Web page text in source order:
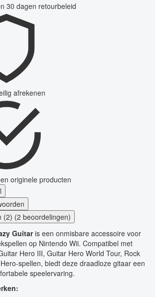
30 dagen retourbeleid
afrekenen
originele producten
(2) (2 beoordelingen)
Guitaris een onmisbare accessoire voor
op Nintendo Wii. Compatibel met
Hero III, Guitar Hero World Tour, Rock
spellen, biedt deze draadloze gitaar een
speelervaring.